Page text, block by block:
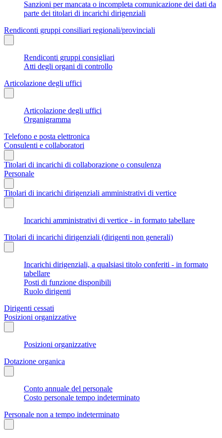
Sanzioni per mancata o incompleta comunicazione dei dati da
parte dei titolari di incarichi dirigenziali
Rendiconti gruppi consiliari regionali/provinciali
Rendiconti gruppi consigliari
Atti degli organi di controllo
Articolazione degli uffici
Articolazione degli uffici
Organigramma
Telefono e posta elettronica
Consulenti e collaboratori
Titolari di incarichi di collaborazione o consulenza
Personale
Titolari di incarichi dirigenziali amministrativi di vertice
Incarichi amministrativi di vertice - in formato tabellare
Titolari di incarichi dirigenziali (dirigenti non generali)
Incarichi dirigenziali, a qualsiasi titolo conferiti - in formato
tabellare
Posti di funzione disponibili
Ruolo dirigenti
Dirigenti cessati
Posizioni organizzative
Posizioni organizzative
Dotazione organica
Conto annuale del personale
Costo personale tempo indeterminato
Personale non a tempo indeterminato